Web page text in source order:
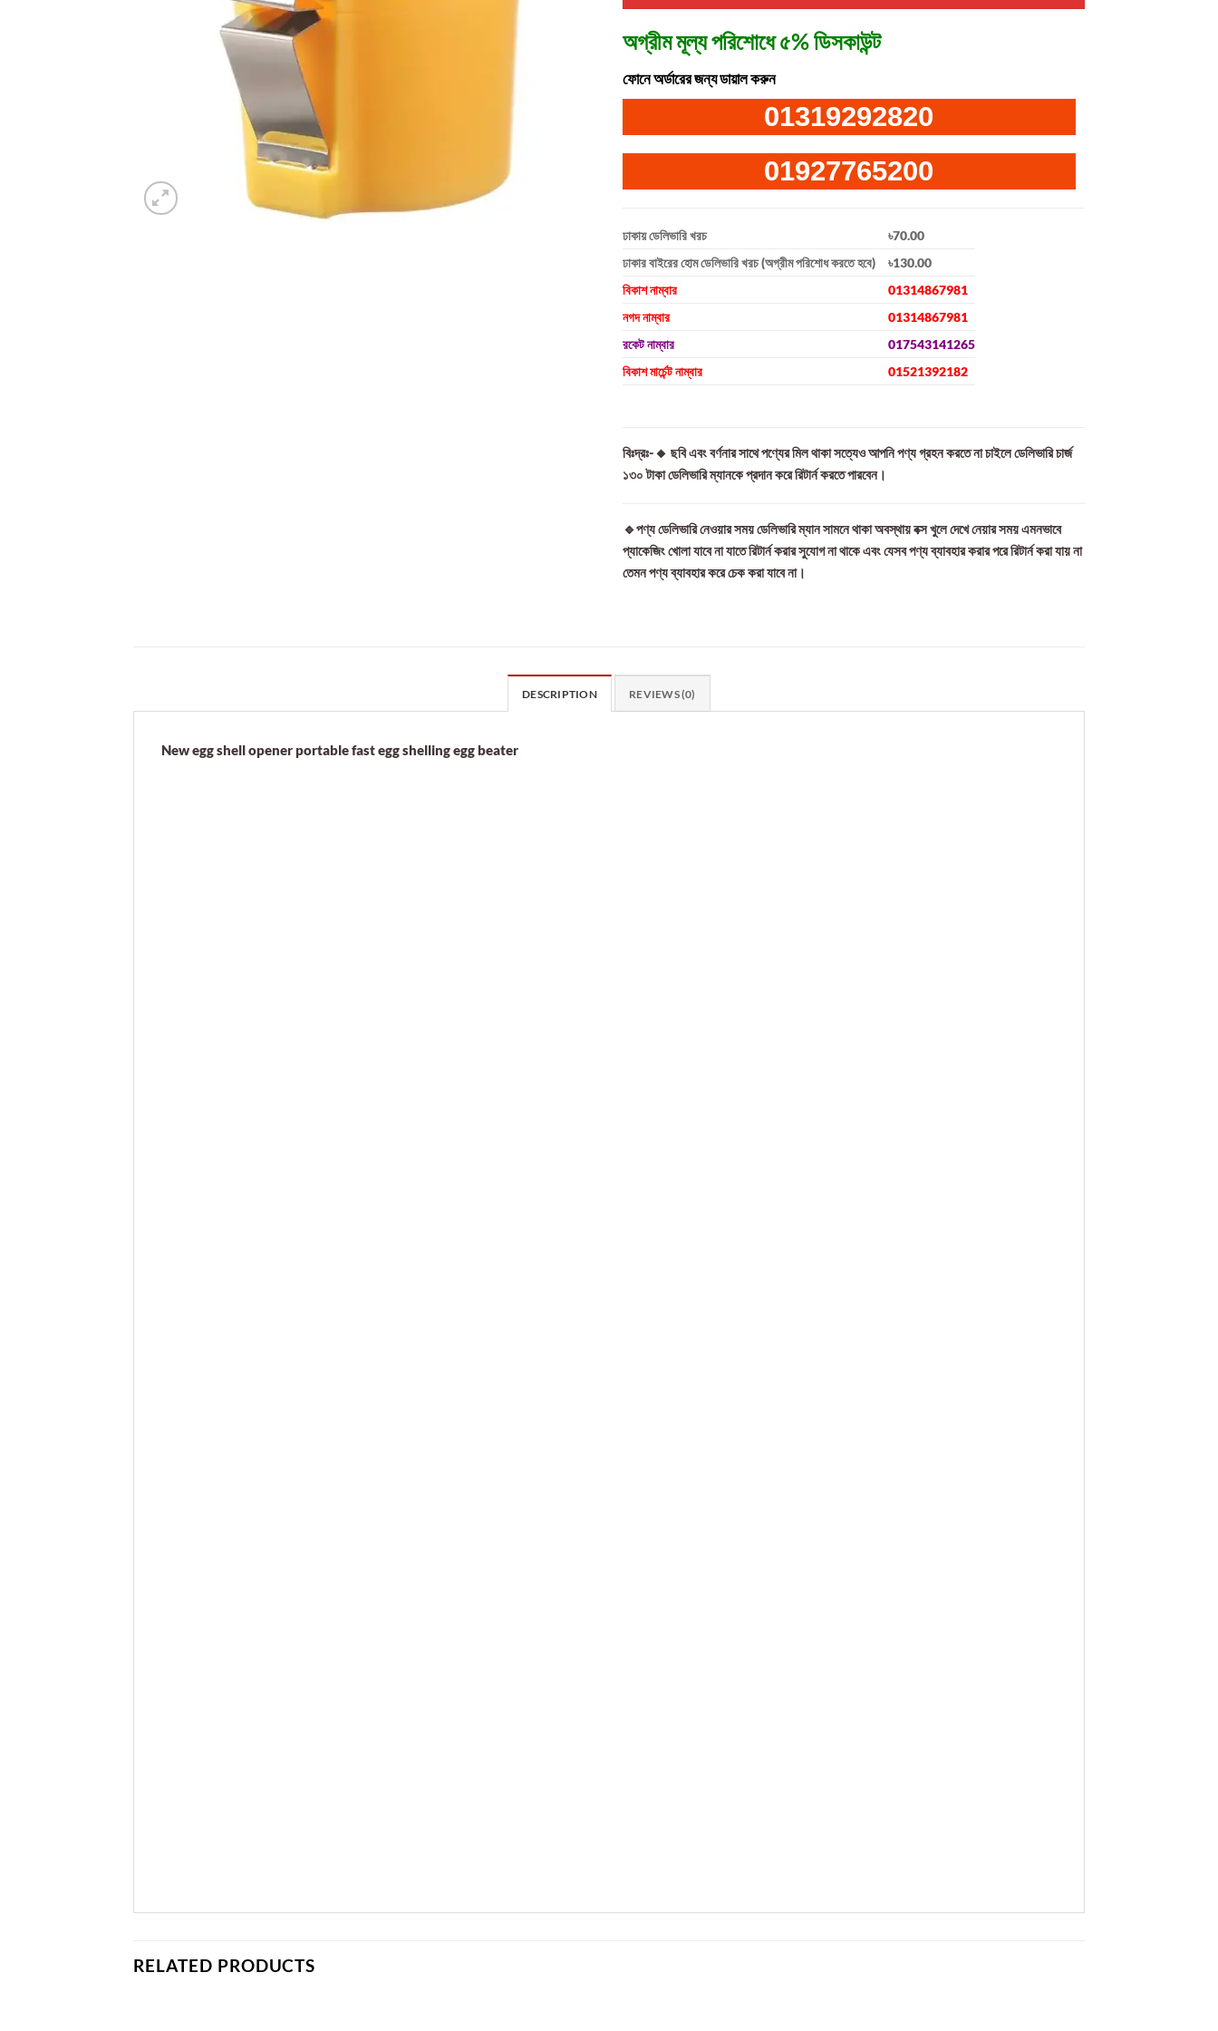
অগ্রীম মূল্য পরিশোধে ৫% ডিসকাউন্ট
ফোনে অর্ডারের জন্য ডায়াল করুন
01319292820
01927765200
ঢাকায় ডেলিভারি খরচ
৳70.00
ঢাকার বাইরের হোম ডেলিভারি খরচ (অগ্রীম পরিশোধ করতে হবে)
৳130.00
বিকাশ নাম্বার
01314867981
নগদ নাম্বার
01314867981
রকেট নাম্বার
017543141265
বিকাশ মার্চেন্ট নাম্বার
01521392182
বিঃদ্রঃ-🔸 ছবি এবং বর্ণনার সাথে পণ্যের মিল থাকা সত্যেও আপনি পণ্য গ্রহন করতে না চাইলে ডেলিভারি চার্জ
১৩০ টাকা ডেলিভারি ম্যানকে প্রদান করে রিটার্ন করতে পারবেন।
🔹পণ্য ডেলিভারি নেওয়ার সময় ডেলিভারি ম্যান সামনে থাকা অবস্থায় বক্স খুলে দেখে নেয়ার সময় এমনভাবে
প্যাকেজিং খোলা যাবে না যাতে রিটার্ন করার সুযোগ না থাকে এবং যেসব পণ্য ব্যাবহার করার পরে রিটার্ন করা যায় না
তেমন পণ্য ব্যাবহার করে চেক করা যাবে না।
DESCRIPTION REVIEWS (0)
New egg shell opener portable fast egg shelling egg beater
RELATED PRODUCTS